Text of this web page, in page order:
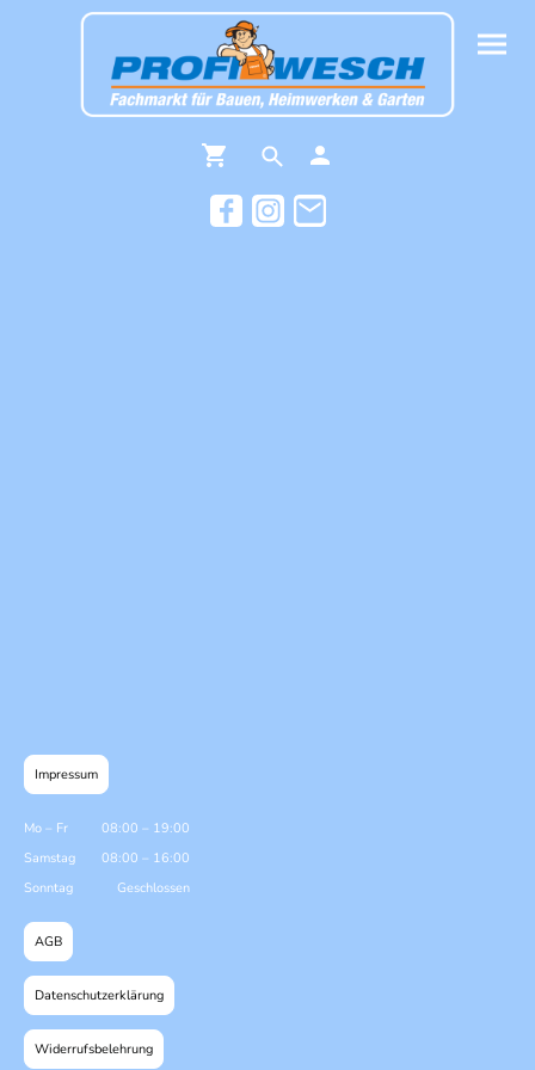
Impressum
Mo – Fr 08:00 – 19:00
Samstag
08:00 – 16:00
Sonntag
Geschlossen
AGB
Datenschutzerklärung
Widerrufsbelehrung